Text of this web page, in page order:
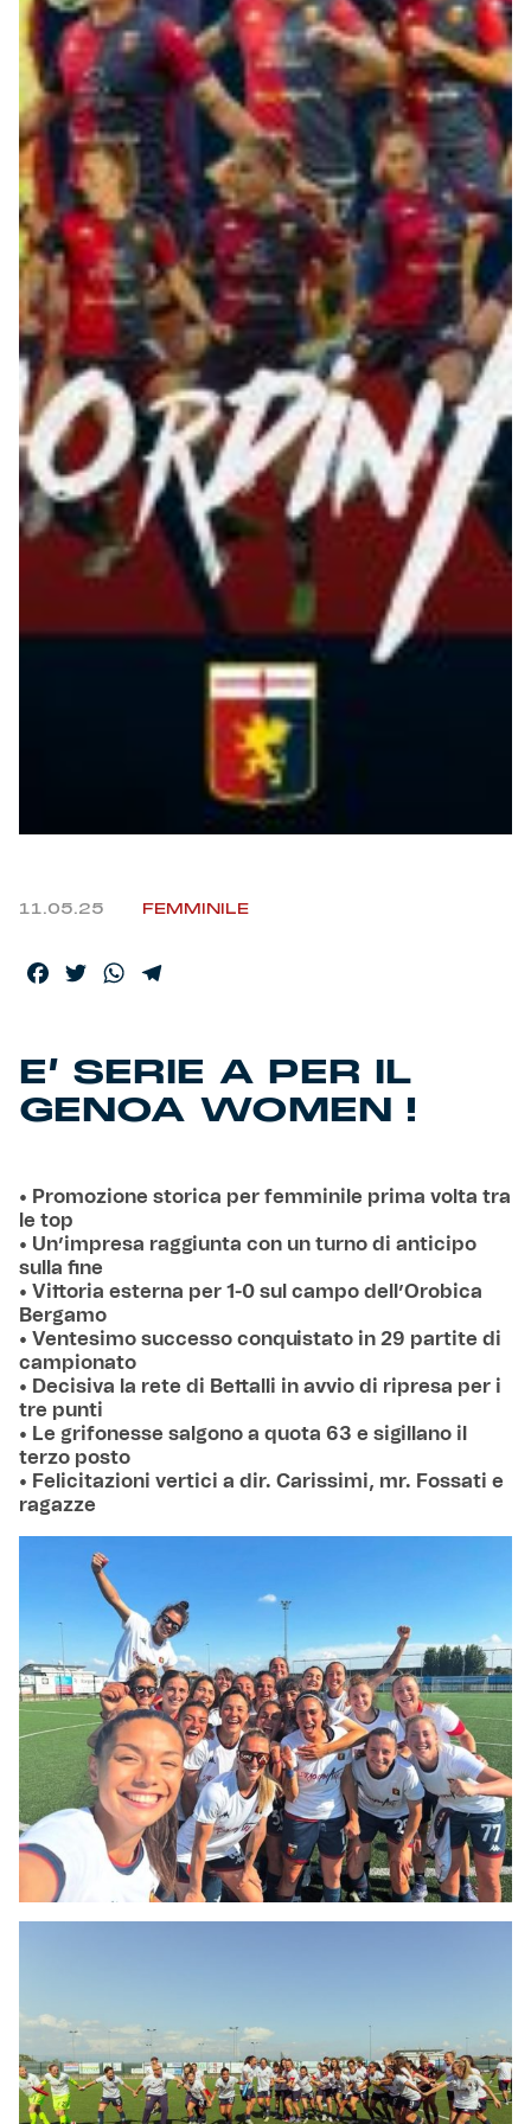
Robe di Kappa x Genoa
Vintage Collection
Red&Blue Voices
Kids
Accessori
Party
Outlet
Caffè Boasi x Genoa
Helan x Genoa
Gift Card Online Store
Fortissimo batte il mio cuor
11.05.25 FEMMINILE
Facebook
TwitterWhatsApp
E’ SERIE A PER IL
GENOA WOMEN !
• Promozione storica per femminile prima volta tra
le top
• Un’impresa raggiunta con un turno di anticipo
sulla fine
• Vittoria esterna per 1-0 sul campo dell’Orobica
Bergamo
• Ventesimo successo conquistato in 29 partite di
campionato
• Decisiva la rete di Bettalli in avvio di ripresa per i
tre punti
• Le grifonesse salgono a quota 63 e sigillano il
terzo posto
• Felicitazioni vertici a dir. Carissimi, mr. Fossati e
ragazze